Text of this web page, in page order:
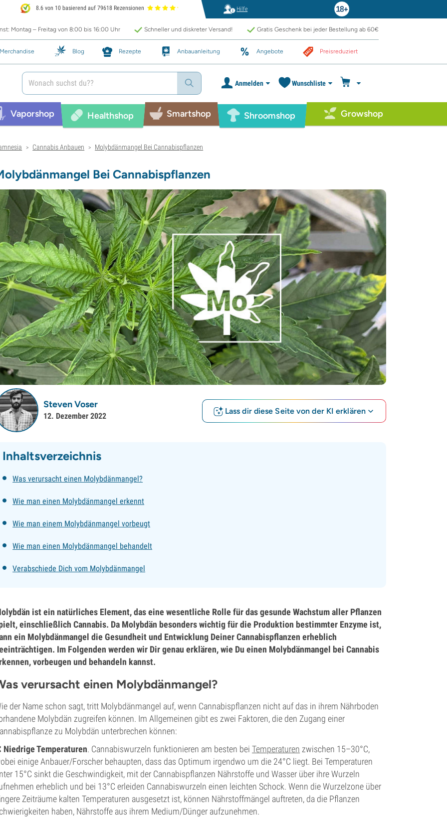
8.6 von 10 basierend auf 79618 Rezensionen Hilfe
Montag – Freitag von 8:00 bis 16:00 Uhr Schneller und diskreter Versand! Gratis Geschenk bei jeder Bestellung ab 60€
Merchandise Blog Rezepte Anbauanleitung Angebote Preisreduziert
Anmelden Wunschliste
Vaporshop Healthshop Smartshop Shroomshop Growshop
> Cannabis Anbauen > Molybdänmangel Bei Cannabispflanzen
Bei Cannabispflanzen
Steven Voser
12. Dezember 2022
Lass dir diese Seite von der KI erklären
Inhaltsverzeichnis
Was verursacht einen Molybdänmangel?
Wie man einen Molybdänmangel erkennt
Wie man einem Molybdänmangel vorbeugt
Wie man einen Molybdänmangel behandelt
Verabschiede Dich vom Molybdänmangel
ist ein natürliches Element, das eine wesentliche Rolle für das gesunde Wachstum aller Pflanzen
einschließlich Cannabis. Da Molybdän besonders wichtig für die Produktion bestimmter Enzyme ist,
ein Molybdänmangel die Gesundheit und Entwicklung Deiner Cannabispflanzen erheblich
Im Folgenden werden wir Dir genau erklären, wie Du einen Molybdänmangel bei Cannabis
vorbeugen und behandeln kannst.
verursacht einen Molybdänmangel?
der Name schon sagt, tritt Molybdänmangel auf, wenn Cannabispflanzen nicht auf das in ihrem Nährboden
Molybdän zugreifen können. Im Allgemeinen gibt es zwei Faktoren, die den Zugang einer
zu Molybdän unterbrechen können:
Niedrige Temperaturen. Cannabiswurzeln funktionieren am besten beiTemperaturen zwischen 15–30°C,
einige Anbauer/Forscher behaupten, dass das Optimum irgendwo um die 24°C liegt. Bei Temperaturen
15°C sinkt die Geschwindigkeit, mit der Cannabispflanzen Nährstoffe und Wasser über ihre Wurzeln
erheblich und bei 13°C erleiden Cannabiswurzeln einen leichten Schock. Wenn die Wurzelzone über
Zeiträume kalten Temperaturen ausgesetzt ist, können Nährstoffmängel auftreten, da die Pflanzen
haben, Nährstoffe aus ihrem Medium/Dünger aufzunehmen.